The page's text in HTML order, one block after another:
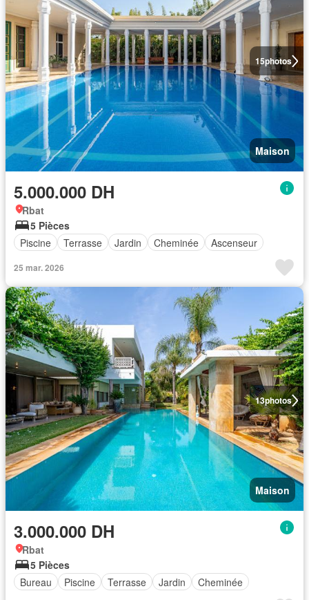
15photos
Maison
5.000.000 DH
Rbat
5 Pièces
Piscine
Terrasse Jardin Cheminée Ascenseur
25 mar. 2026
13photos
Maison
3.000.000 DH
Rbat
5 Pièces
Bureau
Piscine Terrasse Jardin Cheminée